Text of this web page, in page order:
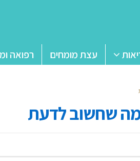
עצת מומחים רפואה
מה שחשוב לדעת